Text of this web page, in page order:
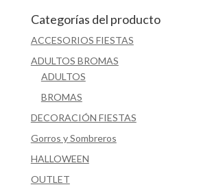
Categorías del producto
ACCESORIOS FIESTAS
ADULTOS BROMAS
ADULTOS
BROMAS
DECORACIÓN FIESTAS
Gorros y Sombreros
HALLOWEEN
OUTLET